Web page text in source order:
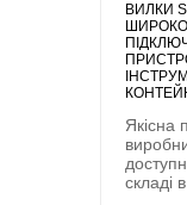
ВИЛКИ
Якісна
складі